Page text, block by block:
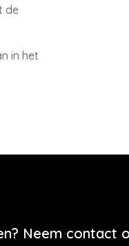
de
in het
Neem contact